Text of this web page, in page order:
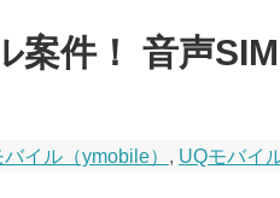
案件！ 音声SIM
イル（ymobile） , UQモバイ